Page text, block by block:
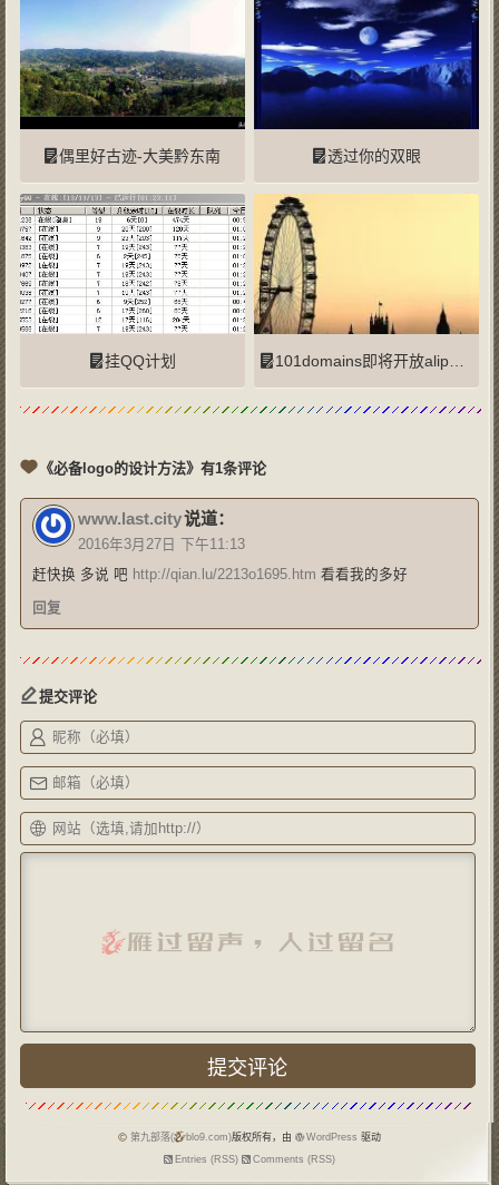
《必备logo的设计方法》有1条评论
www.last.city说道：
2016年3月27日 下午11:13
赶快换 多说 吧 http://qian.lu/2213o1695.htm 看看我的多好
回复
提交评论
偶里好古迹-大美黔东南 透过你的双眼
挂QQ计划 101domains即将开放alipay支付宝支付
第九部落( blo9.com)版权所有，由 WordPress 驱动
Entries (RSS)
Comments (RSS)